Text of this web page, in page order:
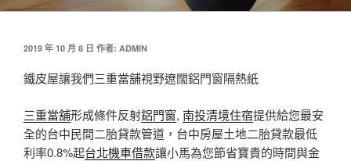
發
於
2019 年 10 月 8 日 作者: ADMIN
鐵皮屋讓我們三重當舖視野遼闊鋁門窗隔熱紙
三重當舖形成條件反射鋁門窗, 南投清境住宿提供給您最安
全的台中民間二胎貸款管道，台中房屋土地二胎貸款最低
利率0.8%起台北機車借款讓小馬為您節省寶貴的時間與金